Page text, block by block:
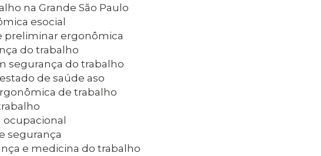
na Grande São Paulo
esocial
preliminar ergonômica
do trabalho
segurança do trabalho
de saúde aso
de trabalho
ocupacional
segurança
e medicina do trabalho